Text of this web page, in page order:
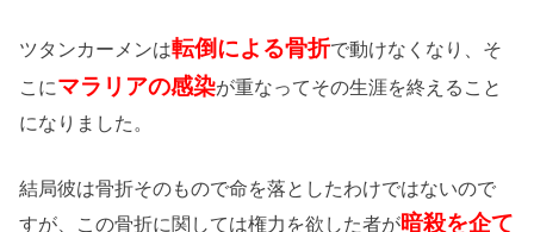
ツタンカーメンは転倒による骨折で動けなくなり、そ
こにマラリアの感染が重なってその生涯を終えること
になりました。
結局彼は骨折そのもので命を落としたわけではないので
すが、この骨折に関しては権力を欲した者が暗殺を企て